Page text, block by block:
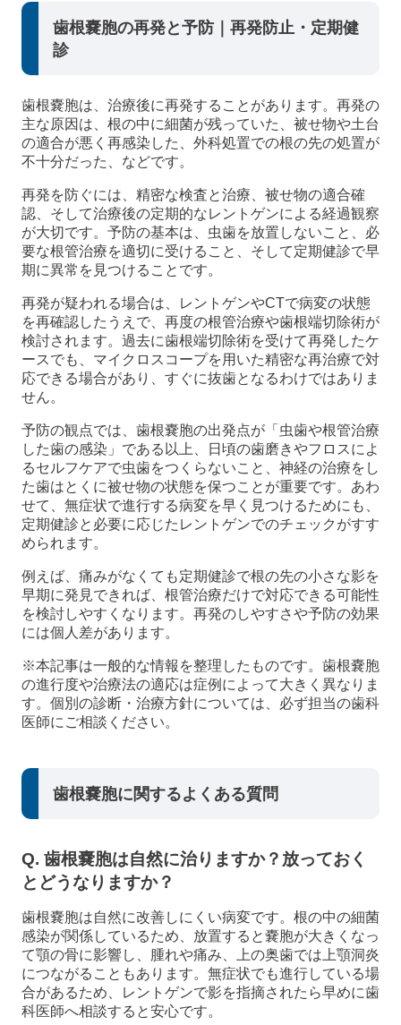
歯根嚢胞の再発と予防｜再発防止・定期健
診
歯根嚢胞は、治療後に再発することがあります。再発の
主な原因は、根の中に細菌が残っていた、被せ物や土台
の適合が悪く再感染した、外科処置での根の先の処置が
不十分だった、などです。
再発を防ぐには、精密な検査と治療、被せ物の適合確
認、そして治療後の定期的なレントゲンによる経過観察
が大切です。予防の基本は、虫歯を放置しないこと、必
要な根管治療を適切に受けること、そして定期健診で早
期に異常を見つけることです。
再発が疑われる場合は、レントゲンやCTで病変の状態
を再確認したうえで、再度の根管治療や歯根端切除術が
検討されます。過去に歯根端切除術を受けて再発したケ
ースでも、マイクロスコープを用いた精密な再治療で対
応できる場合があり、すぐに抜歯となるわけではありま
せん。
予防の観点では、歯根嚢胞の出発点が「虫歯や根管治療
した歯の感染」である以上、日頃の歯磨きやフロスによ
るセルフケアで虫歯をつくらないこと、神経の治療をし
た歯はとくに被せ物の状態を保つことが重要です。あわ
せて、無症状で進行する病変を早く見つけるためにも、
定期健診と必要に応じたレントゲンでのチェックがすす
められます。
例えば、痛みがなくても定期健診で根の先の小さな影を
早期に発見できれば、根管治療だけで対応できる可能性
を検討しやすくなります。再発のしやすさや予防の効果
には個人差があります。
※本記事は一般的な情報を整理したものです。歯根嚢胞
の進行度や治療法の適応は症例によって大きく異なりま
す。個別の診断・治療方針については、必ず担当の歯科
医師にご相談ください。
歯根嚢胞に関するよくある質問
Q. 歯根嚢胞は自然に治りますか？放っておく
とどうなりますか？
歯根嚢胞は自然に改善しにくい病変です。根の中の細菌
感染が関係しているため、放置すると嚢胞が大きくなっ
て顎の骨に影響し、腫れや痛み、上の奥歯では上顎洞炎
につながることもあります。無症状でも進行している場
合があるため、レントゲンで影を指摘されたら早めに歯
科医師へ相談すると安心です。